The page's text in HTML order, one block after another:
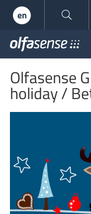
en
to
Olfasense
holiday /